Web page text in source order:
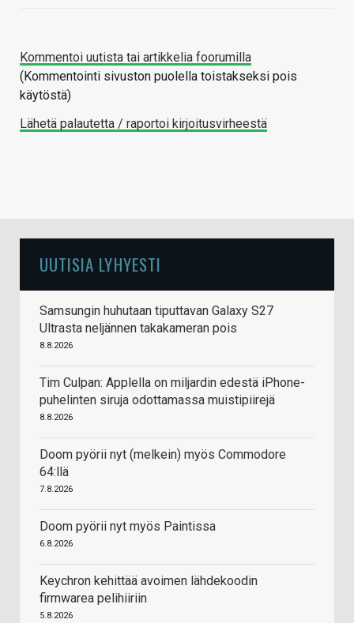
Kommentoi uutista tai artikkelia foorumilla
(Kommentointi sivuston puolella toistakseksi pois
käytöstä)
Lähetä palautetta / raportoi kirjoitusvirheestä
UUTISIA LYHYESTI
Samsungin huhutaan tiputtavan Galaxy S27
Ultrasta neljännen takakameran pois
8.8.2026
Tim Culpan: Applella on miljardin edestä iPhone-
puhelinten siruja odottamassa muistipiirejä
8.8.2026
Doom pyörii nyt (melkein) myös Commodore
64:llä
7.8.2026
Doom pyörii nyt myös Paintissa
6.8.2026
Keychron kehittää avoimen lähdekoodin
firmwarea pelihiiriin
5.8.2026